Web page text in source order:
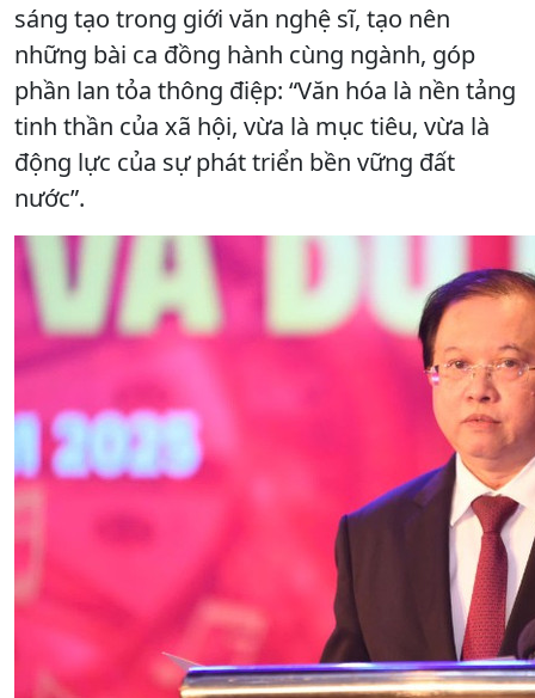
sáng tạo trong giới văn nghệ sĩ, tạo nên
những bài ca đồng hành cùng ngành, góp
phần lan tỏa thông điệp: “Văn hóa là nền tảng
tinh thần của xã hội, vừa là mục tiêu, vừa là
động lực của sự phát triển bền vững đất
nước”.